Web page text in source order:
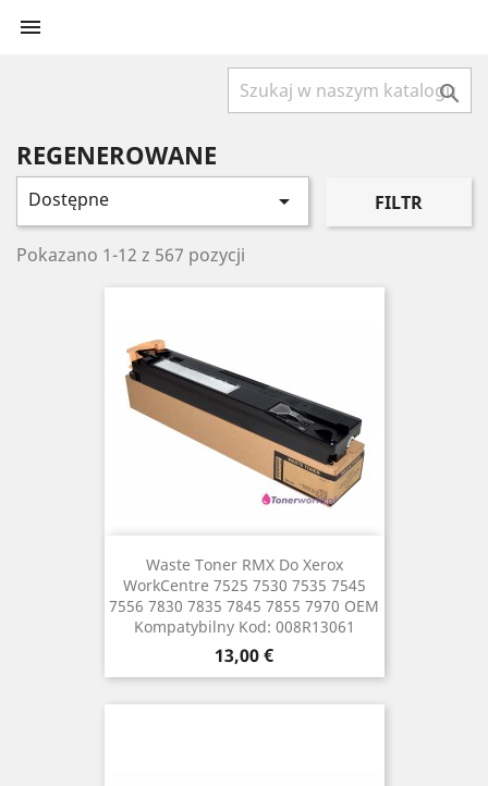


REGENEROWANE
Dostępne  FILTR
Pokazano 1-12 z 567 pozycji
Waste Toner RMX Do Xerox
WorkCentre 7525 7530 7535 7545
7556 7830 7835 7845 7855 7970 OEM
Kompatybilny Kod: 008R13061
Cena
13,00 €